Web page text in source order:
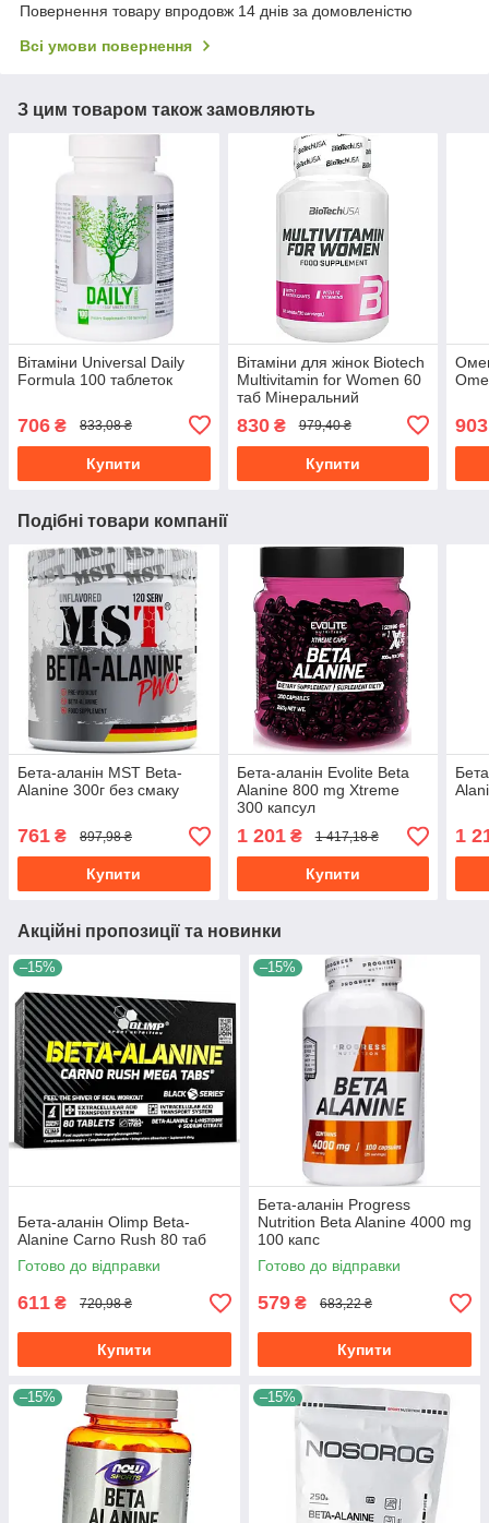
Повернення товару впродовж 14 днів за домовленістю
Всі умови повернення
З цим товаром також замовляють
Вітаміни Universal Daily
Formula 100 таблеток
706 ₴ 833,08 ₴
Купити
Вітаміни для жінок Biotech
Multivitamin for Women 60
таб Мінеральний
830₴ 979,40 ₴
Купити
903
Подібні товари компанії
Бета-аланін MST Beta-
Alanine 300г без смаку
761 ₴ 897,98 ₴
Купити
Бета-аланін Evolite Beta
Alanine 800 mg Xtreme
300 капсул
1 201₴ 1 417,18 ₴
Купити
1
Акційні пропозиції та новинки
–15%
Бета-аланін Olimp Beta-
Alanine Carno Rush 80 таб
Готово до відправки
611 ₴ 720,98 ₴
Купити
–15%
Бета-аланін Progress
Nutrition Beta Alanine 4000 mg
100 капс
Готово до відправки
579 ₴ 683,22 ₴
Купити
–15% –15%